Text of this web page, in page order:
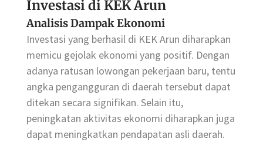
Investasi di KEK Arun
Analisis Dampak Ekonomi
Investasi yang berhasil di KEK Arun diharapkan
memicu gejolak ekonomi yang positif. Dengan
adanya ratusan lowongan pekerjaan baru, tentu
angka pengangguran di daerah tersebut dapat
ditekan secara signifikan. Selain itu,
peningkatan aktivitas ekonomi diharapkan juga
dapat meningkatkan pendapatan asli daerah.